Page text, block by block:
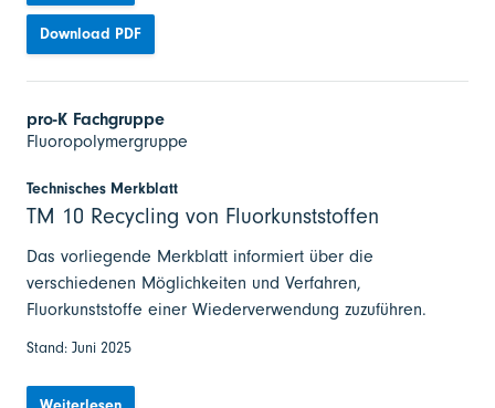
Download PDF
pro-K Fachgruppe
Fluoropolymergruppe
Technisches Merkblatt
TM 10 Recycling von Fluorkunststoffen
Das vorliegende Merkblatt informiert über die
verschiedenen Möglichkeiten und Verfahren,
Fluorkunststoffe einer Wiederverwendung zuzuführen.
Stand: Juni 2025